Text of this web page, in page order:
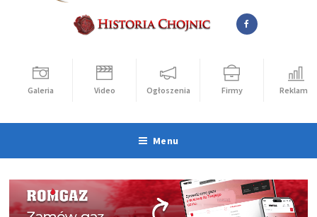
Galeria Video Ogłoszenia Firmy Reklama
Menu